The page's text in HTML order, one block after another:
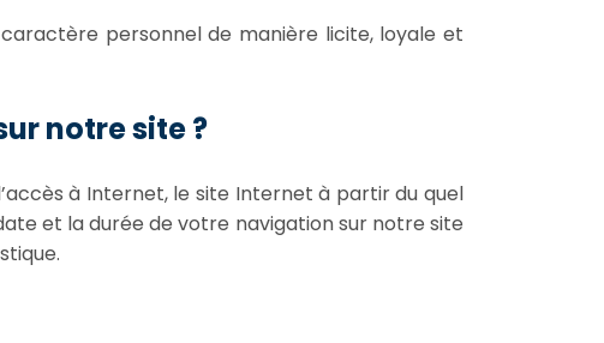
caractère personnel de manière licite, loyale et
notre site ?
à Internet, le site Internet à partir du quel
et la durée de votre navigation sur notre site